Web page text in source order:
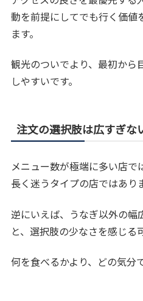
動を前提にしてでも行く価値
ます。
観光のついでより、最初から
しやすいです。
注文の選択肢は広すぎな
メニュー数が極端に多い店で
長く迷うタイプの店ではあり
逆にいえば、うなぎ以外の幅
と、選択肢の少なさを感じる
何を食べるかより、どの気分